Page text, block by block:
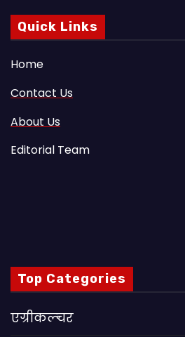
Quick Links
Home
Contact Us
About Us
Editorial Team
Top Categories
एग्रीकल्चर